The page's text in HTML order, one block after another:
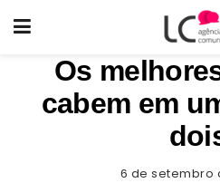
Os
cabem em
6 de setembro